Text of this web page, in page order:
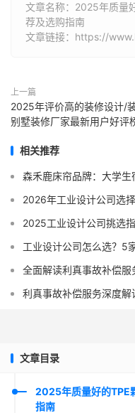
文章名称：2025年质量
荐及选购指南
文章链接：https://
上一篇
2025年评价高的装修设计/
别墅装修厂家最新用户好评
相关推荐
森禾鹿床帘品牌：大学
2026年工业设计公司选
2025工业设计公司挑选
工业设计公司怎么选？5
全面解读利真事故补偿
利真事故补偿服务深度
文章目录
2025年质量好的TPE
指南